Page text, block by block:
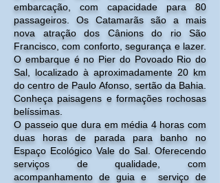
embarcação, com capacidade para 80
passageiros. Os Catamarãs são a mais
nova atração dos Cânions do rio São
Francisco, com conforto, segurança e lazer.
O embarque é no Pier do Povoado Rio do
Sal, localizado à aproximadamente 20 km
do centro de Paulo Afonso, sertão da Bahia.
Conheça paisagens e formações rochosas
belíssimas.
O passeio que dura em média 4 horas com
duas horas de parada para banho no
Espaço Ecológico Vale do Sal. Oferecendo
serviços de qualidade, com
acompanhamento de guia e serviço de